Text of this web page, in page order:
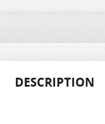
DESCRIPTION